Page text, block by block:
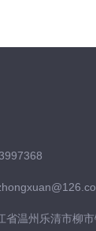
省温州乐清市柳